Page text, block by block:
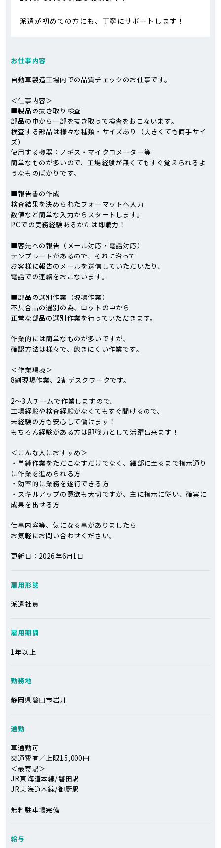
派遣が初めての方にも、丁寧にサポートします！
お仕事内容
自動車製造工場内での品質チェックのお仕事です。
＜仕事内容＞
■製品の抜き取り検査
部品の中から一部を抜き取って検査をおこないます。
検査する部品は様々な種類・サイズあり（大きくても両手サイ
ズ）
使用する機器：ノギス・マイクロメーター等
簡単なものが多いので、工場経験が無くてもすぐ覚えられるよ
うなものばかりです。
■報告書の作成
検査結果を決められたフォーマットへ入力
数値など簡単な入力からスタートします。
PCでの実務経験あるかたは即戦力！
■客先への報告（メール対応・電話対応）
テンプレートがあるので、それに沿って
お客様に報告のメールを送信していただいたり、
電話での連絡をおこないます。
■部品の選別作業（現場作業）
不具合品の選別の為、ロットの中から
正常な部品の選別作業を行っていただきます。
作業的には簡単なものが多いですが、
確認方法は様々で、飽きにくい作業です。
＜作業環境＞
8割現場作業、2割デスクワークです。
2～3人チームで作業しますので、
工場経験や検査経験がなくてもすぐ聞けるので、
未経験の方も安心して働けます！
もちろん経験がある方は即戦力として活躍出来ます！
＜こんな人におすすめ＞
・単純作業をただこなすだけでなく、細部に至るまで指示通り
に作業を進められる方
・効率的に業務を遂行できる方
・スキルアップの意欲も大切ですが、主に指示に従い、確実に
成果を出せる方
仕事内容等、気になる事がありましたら
お気軽にお問い合わせください。
更新日：2026年6月1日
雇用形態
派遣社員
雇用期間
1年以上
勤務地
静岡県磐田市岩井
通勤
車通勤可
交通費有／上限15,000円
＜最寄駅＞
JR東海道本線/磐田駅
JR東海道本線/御厨駅
無料駐車場完備
給与